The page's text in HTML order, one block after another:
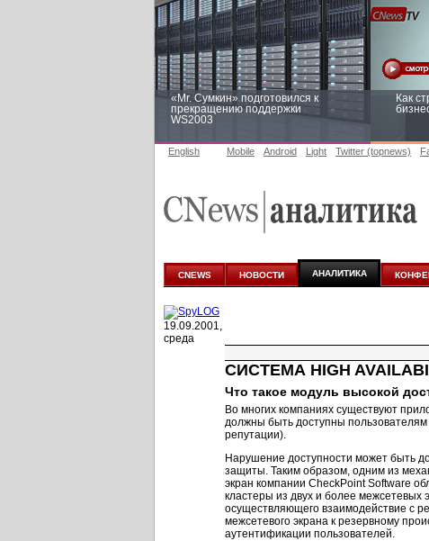
«Mr. Сумкин» подготовился к
прекращению поддержки
WS2003
Как
аналитике
English Mobile Android Light Twitter (topnews)
CNEWS НОВОСТИ АНАЛИТИКА
19.09.2001,
среда
СИСТЕМА HIGH
Что такое модуль высокой
Во многих компаниях существуют
должны быть доступны пользователям
репутации).
Нарушение доступности может быть
защиты. Таким образом, одним из
экран компании CheckPoint Software
кластеры из двух и более межсетевых
осуществляющего взаимодействие с
межсетевого экрана к резервному
аутентификации пользователей.